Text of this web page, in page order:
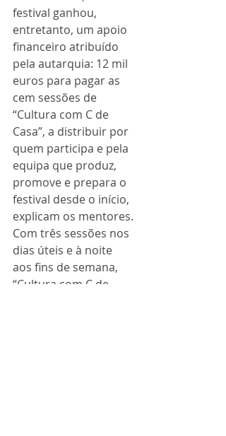
festival ganhou,
entretanto, um apoio
financeiro atribuído
pela autarquia: 12 mil
euros para pagar as
cem sessões de
“Cultura com C de
Casa”, a distribuir por
quem participa e pela
equipa que produz,
promove e prepara o
festival desde o início,
explicam os mentores.
Com três sessões nos
dias úteis e à noite
aos fins de semana,
“Cultura com C de